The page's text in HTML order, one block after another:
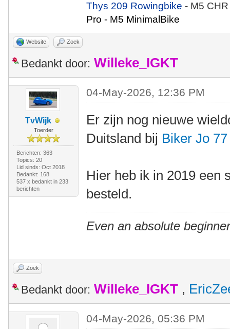
Thys 209 Rowingbike- M5
Pro - M5 MinimalBike
Website Zoek
Bedankt door: Willeke_IGKT
TvWijk
Toerder
Berichten: 363
Topics: 20
Lid sinds: Oct 2018
Bedankt: 168
537 x bedankt in 233
berichten
04-May-2026, 12:36 PM
Er zijn nog nieuwe
Duitsland bij Biker Jo 77
Hier heb ik in 2019 een
besteld.
Even an absolute
Zoek
Bedankt door: Willeke_IGKT ,
04-May-2026, 05:36 PM